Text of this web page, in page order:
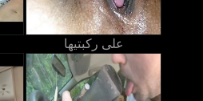
على ركبتيها